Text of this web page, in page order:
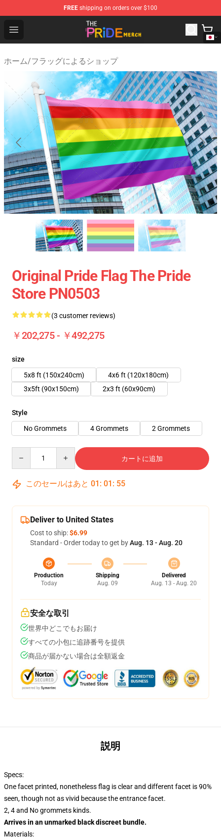
FREE shipping on orders over $100
Open menu
The Pride Shop - Official The Pride Merchandise Store
ホーム/フラッグによるショップ
Original Pride Flag The Pride
Store PN0503
(3 customer reviews)
￥202,275 - ￥492,275
size
5x8 ft (150x240cm)
4x6 ft (120x180cm)
3x5ft (90x150cm)
2x3 ft (60x90cm)
Style
No Grommets
4 Grommets 2 Grommets
カートに追加
このセールはあと 01 : 01 : 54
Deliver to United States
Cost to ship:$6.99
Standard - Order today to get byAug. 13 - Aug. 20
Production
Today
Shipping
Aug. 09
Delivered
Aug. 13 - Aug. 20
安全な取引
世界中どこでもお届け
すべての小包に追跡番号を提供
商品が届かない場合は全額返金
説明
Specs:
One facet printed, nonetheless flag is clear and different facet is 90%
seen, though not as vivid because the entrance facet.
2, 4 and No grommets kinds.
Arrives in an unmarked black discreet bundle.
Materials: